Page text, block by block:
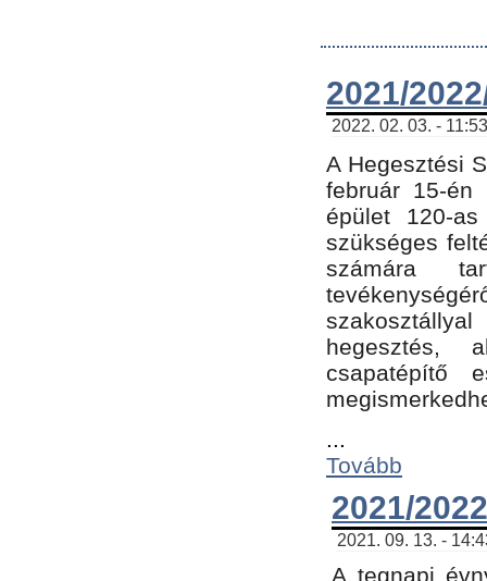
2021/
2022. 02. 03. -
A Hegesztési
február 15-
épület 120-
szükséges
számára
hegesztés,
csapatépítő
...
Tovább
2021/
2021. 09. 13. -
A tegnapi